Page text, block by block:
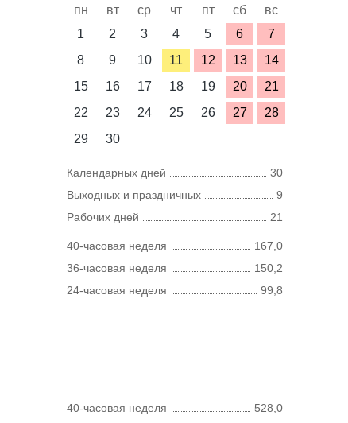
пн вт ср чт пт сб
вс
1
2 3 4 5 6
7
8
9 10 11 12 13
14
15
16 17 18 19 20
21
22
23 24 25 26 27
28
29
30
Календарных дней
30
Выходных и праздничных
9
Рабочих дней
21
40-часовая неделя
167,0
36-часовая неделя
150,2
24-часовая неделя
99,8
40-часовая неделя
528,0